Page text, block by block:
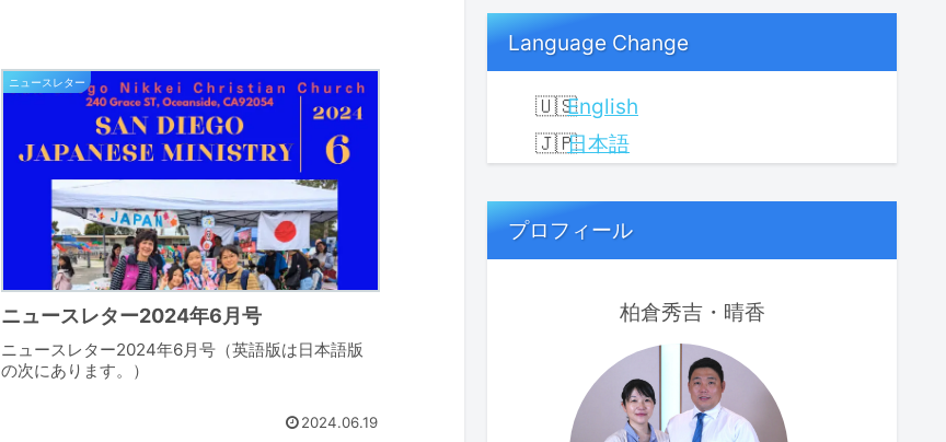
ニュースレター
ニュースレター2024年6月号
ニュースレター2024年6月号（英語版は日本語版
の次にあります。）
2024.06.19
Language Change
English
日本語
プロフィール
柏倉秀吉・晴香